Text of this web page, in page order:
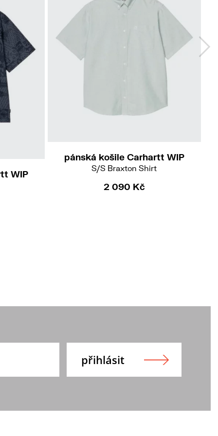
WIP
pánská košile Carhartt WIP
S/S Braxton Shirt
2 090 Kč